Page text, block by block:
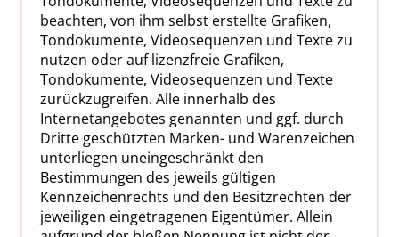
beachten, von ihm selbst erstellte Grafiken,
Tondokumente, Videosequenzen und Texte zu
nutzen oder auf lizenzfreie Grafiken,
Tondokumente, Videosequenzen und Texte
zurückzugreifen. Alle innerhalb des
Internetangebotes genannten und ggf. durch
Dritte geschützten Marken- und Warenzeichen
unterliegen uneingeschränkt den
Bestimmungen des jeweils gültigen
Kennzeichenrechts und den Besitzrechten der
jeweiligen eingetragenen Eigentümer. Allein